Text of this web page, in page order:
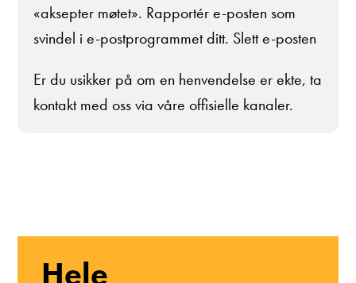
«aksepter møtet». Rapportér e-posten som
svindel i e-postprogrammet ditt. Slett e-posten
Er du usikker på om en henvendelse er ekte, ta
kontakt med oss via våre offisielle kanaler.
Hele